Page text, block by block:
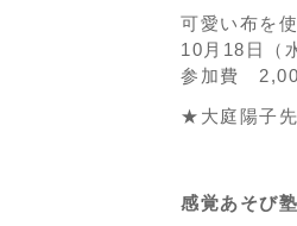
可愛い布を
10月18日（
参加費
★大庭陽
感覚あそび塾